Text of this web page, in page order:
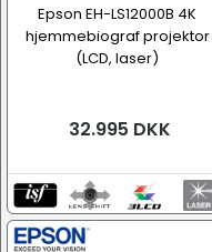
Epson EH-LS12000B 4K
hjemmebiograf projektor
(LCD, laser)
32.995 DKK